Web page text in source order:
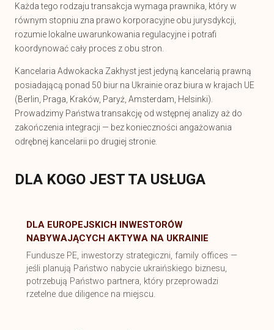
Każda tego rodzaju transakcja wymaga prawnika, który w
równym stopniu zna prawo korporacyjne obu jurysdykcji,
rozumie lokalne uwarunkowania regulacyjne i potrafi
koordynować cały proces z obu stron.
Kancelaria Adwokacka Zakhyst jest jedyną kancelarią prawną
posiadającą ponad 50 biur na Ukrainie oraz biura w krajach UE
(Berlin, Praga, Kraków, Paryż, Amsterdam, Helsinki).
Prowadzimy Państwa transakcję od wstępnej analizy aż do
zakończenia integracji — bez konieczności angażowania
odrębnej kancelarii po drugiej stronie.
DLA KOGO JEST TA USŁUGA
DLA EUROPEJSKICH INWESTORÓW
NABYWAJĄCYCH AKTYWA NA UKRAINIE
Fundusze PE, inwestorzy strategiczni, family offices —
jeśli planują Państwo nabycie ukraińskiego biznesu,
potrzebują Państwo partnera, który przeprowadzi
rzetelne due diligence na miejscu.